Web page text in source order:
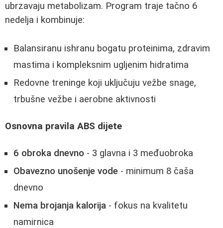
ubrzavaju metabolizam. Program traje tačno 6
nedelja i kombinuje:
Balansiranu ishranu bogatu proteinima, zdravim
mastima i kompleksnim ugljenim hidratima
Redovne treninge koji uključuju vežbe snage,
trbušne vežbe i aerobne aktivnosti
Osnovna pravila ABS dijete
6 obroka dnevno - 3 glavna i 3 međuobroka
Obavezno unošenje vode - minimum 8 čaša
dnevno
Nema brojanja kalorija - fokus na kvalitetu
namirnica